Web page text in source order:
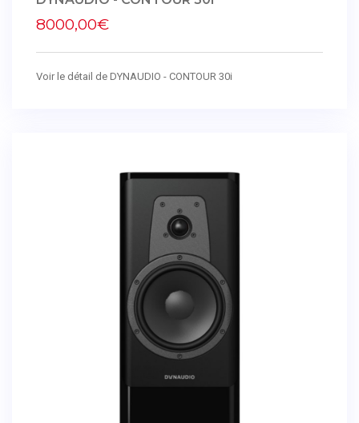
8000,00€
Voir le détail de DYNAUDIO - CONTOUR 30i